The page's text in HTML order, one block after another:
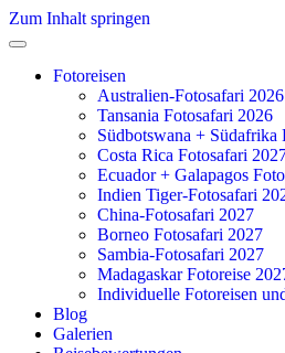
Zum Inhalt springen
Fotoreisen
Australien-Fotosafari
Tansania Fotosafari 2026
Südbotswana + Südafrika
Costa Rica Fotosafari
Ecuador + Galapagos
Indien Tiger-Fotosafari
China-Fotosafari 2027
Borneo Fotosafari 2027
Sambia-Fotosafari 2027
Madagaskar Fotoreise
Individuelle Fotoreisen
Blog
Galerien